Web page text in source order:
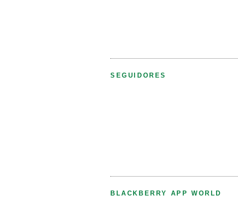
SEGUIDORES
BLACKBERRY APP WORLD